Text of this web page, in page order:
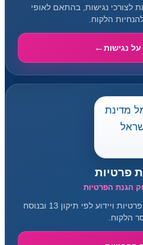
לצורכי נגישות, בהתאם לאופי
הלקוח.
נגישות
פרטיות
ניתן להזמין קריינות להודעות פרטיות ויידוע לפי תיקון 13 ובנוסח
הלקוח.